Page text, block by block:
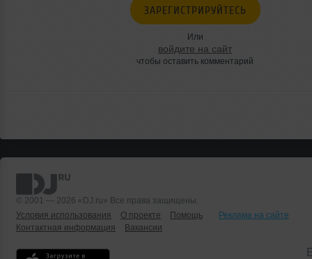
ЗАРЕГИСТРИРУЙТЕСЬ
Или
войдите на сайт
чтобы оставить комментарий
© 2001 — 2026 «DJ.ru» Все права защищены.
Условия использования
О проекте Помощь
Реклама на сайте
Контактная информация
Вакансии